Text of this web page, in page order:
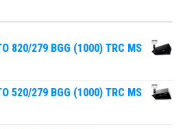
820/279 BGG (1000) TRC MS
520/279 BGG (1000) TRC MS